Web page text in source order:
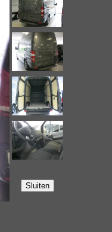
Sluiten